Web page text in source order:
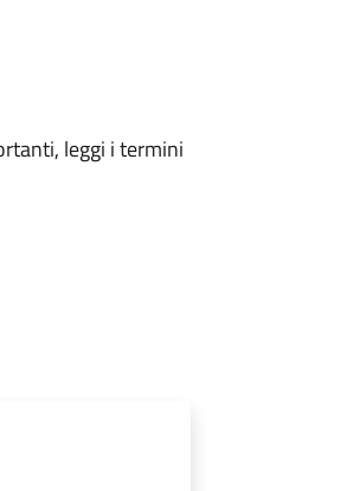
leggi i termini